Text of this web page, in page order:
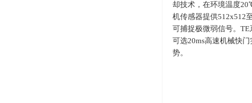
却技术，在环境温度20
机传感器提供512x512
可捕捉极微弱信号。 TE
可选20ms高速机械快
势。